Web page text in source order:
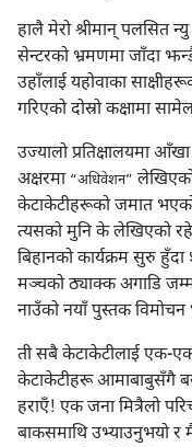
हालै मेरो श्रीमान्‌ पलसित
सेन्टरको भ्रमणमा जाँदा
उहाँलाई यहोवाका
गरिएको दोस्रो कक्षामा
उज्यालो प्रतिक्षालयमा
अक्षरमा “अधिवेशन”
केटाकेटीहरूको जमात भएको
त्यसको मुनि के लेखिएको
बिहानको कार्यक्रम सुरु
मञ्चको ठ्याक्क अगाडि
नाउँको नयाँ पुस्तक विमोचन
ती सबै केटाकेटीलाई एक-
केटाकेटीहरू आमाबाबुसँगै
हराएँ! एक जना मित्रैलो
बाकसमाथि उभ्याउनुभयो र